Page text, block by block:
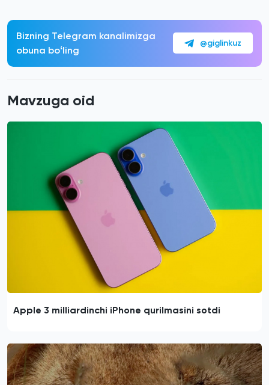
Bizning Telegram kanalimizga
obuna boʻling
@giglinkuz
Mavzuga oid
Apple 3 milliardinchi iPhone qurilmasini sotdi